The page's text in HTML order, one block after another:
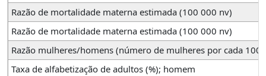
Razão de mortalidade materna estimada (100 000 nv)
Razão de mortalidade materna estimada (100 000 nv)
Razão mulheres/homens (número de mulheres por cada 100
Taxa de alfabetização de adultos (%); homem